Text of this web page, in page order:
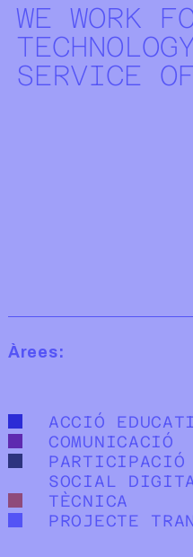
WE WORK
SERVICE
Àrees:
ACCIÓ
COMUNICACIÓ
SOCIAL
TÈCNICA
PROJECTE